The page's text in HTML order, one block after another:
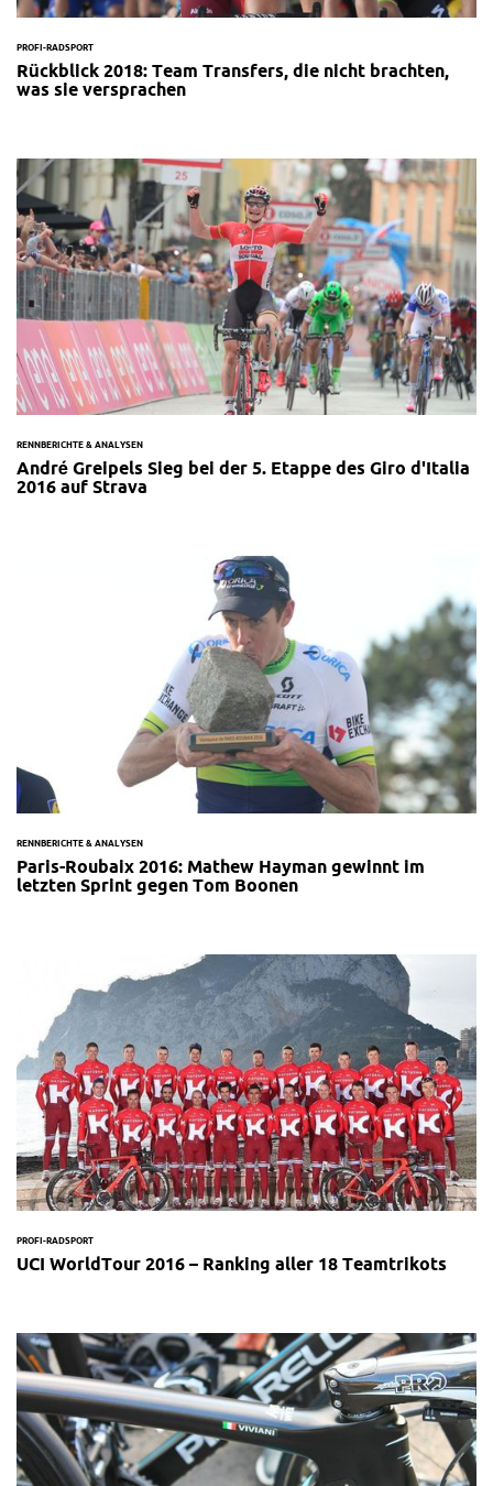
PROFI-RADSPORT
Rückblick 2018: Team Transfers, die nicht brachten,
was sie versprachen
RENNBERICHTE & ANALYSEN
André Greipels Sieg bei der 5. Etappe des Giro d'Italia
2016 auf Strava
RENNBERICHTE & ANALYSEN
Paris-Roubaix 2016: Mathew Hayman gewinnt im
letzten Sprint gegen Tom Boonen
PROFI-RADSPORT
UCI WorldTour 2016 – Ranking aller 18 Teamtrikots